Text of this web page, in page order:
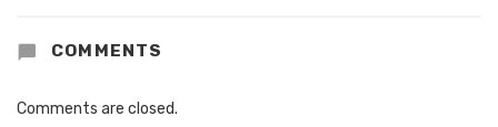
COMMENTS
Comments are closed.